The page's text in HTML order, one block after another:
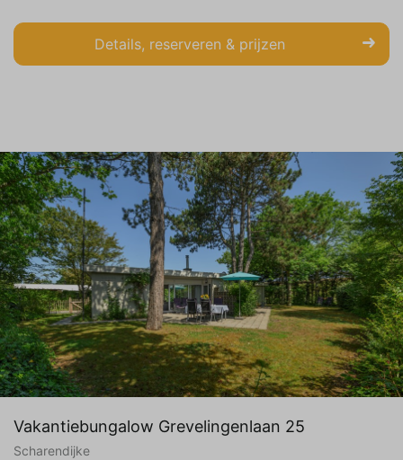
Details, reserveren & prijzen
Vakantiebungalow Grevelingenlaan 25
Scharendijke